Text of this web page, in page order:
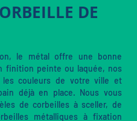
DE
le métal offre une bonne
finition peinte ou laquée, nos
couleurs de votre ville et
déjà en place. Nous vous
de corbeilles à sceller, de
métalliques à fixation